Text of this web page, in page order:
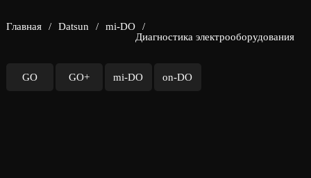
Главная / Datsun / mi-DO
/
Диагностика электрооборудования
GO GO+ mi-DO on-DO